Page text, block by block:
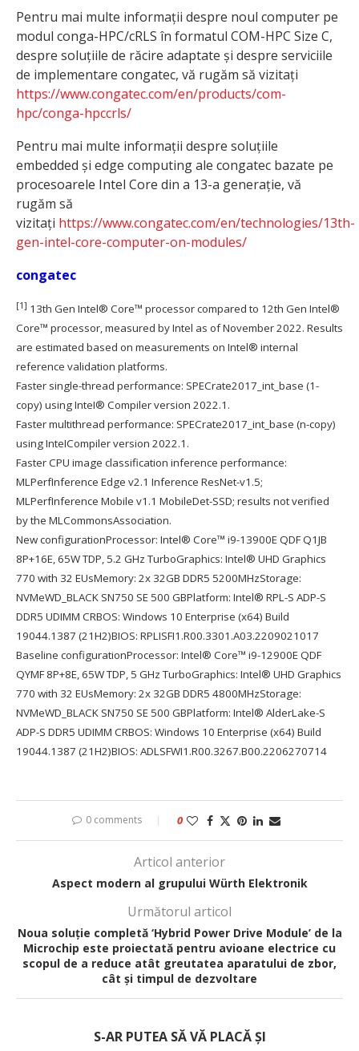
Pentru mai multe informații despre noul computer pe
modul conga-HPC/cRLS în formatul COM-HPC Size C,
despre soluțiile de răcire adaptate și despre serviciile
de implementare congatec, vă rugăm să vizitați
https://www.congatec.com/en/products/com-
hpc/conga-hpccrls/
Pentru mai multe informații despre soluțiile
embedded și edge computing ale congatec bazate pe
procesoarele Intel Core din a 13-a generație, vă
rugăm să
vizitați https://www.congatec.com/en/technologies/13th-
gen-intel-core-computer-on-modules/
congatec
[1] 13th Gen Intel® Core™ processor compared to 12th Gen Intel®
Core™ processor, measured by Intel as of November 2022. Results
are estimated based on measurements on Intel® internal
reference validation platforms.
Faster single-thread performance: SPECrate2017_int_base (1-
copy) using InteI® Compiler version 2022.1.
Faster multithread performance: SPECrate2017_int_base (n-copy)
using InteICompiler version 2022.1.
Faster CPU image classification inference performance:
MLPerfInference Edge v2.1 Inference ResNet-v1.5;
MLPerfInference Mobile v1.1 MobileDet-SSD; results not verified
by the MLCommonsAssociation.
New configurationProcessor: Intel® Core™ i9-13900E QDF Q1JB
8P+16E, 65W TDP, 5.2 GHz TurboGraphics: Intel® UHD Graphics
770 with 32 EUsMemory: 2x 32GB DDR5 5200MHzStorage:
NVMeWD_BLACK SN750 SE 500 GBPlatform: Intel® RPL-S ADP-S
DDR5 UDIMM CRBOS: Windows 10 Enterprise (x64) Build
19044.1387 (21H2)BIOS: RPLISFI1.R00.3301.A03.2209021017
Baseline configurationProcessor: Intel® Core™ i9-12900E QDF
QYMF 8P+8E, 65W TDP, 5 GHz TurboGraphics: Intel® UHD Graphics
770 with 32 EUsMemory: 2x 32GB DDR5 4800MHzStorage:
NVMeWD_BLACK SN750 SE 500 GBPlatform: Intel® AlderLake-S
ADP-S DDR5 UDIMM CRBOS: Windows 10 Enterprise (x64) Build
19044.1387 (21H2)BIOS: ADLSFWI1.R00.3267.B00.2206270714
0 comments 0
Articol anterior
Aspect modern al grupului Würth Elektronik
Următorul articol
Noua soluție completă ‘Hybrid Power Drive Module’ de la
Microchip este proiectată pentru avioane electrice cu
scopul de a reduce atât greutatea aparatului de zbor,
cât și timpul de dezvoltare
S-AR PUTEA SĂ VĂ PLACĂ ȘI